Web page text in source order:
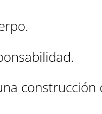
construcción